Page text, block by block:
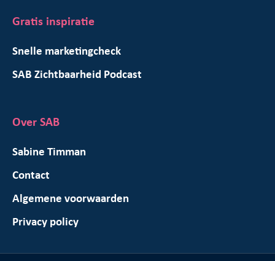
Gratis inspiratie
Snelle marketingcheck
SAB Zichtbaarheid Podcast
Over SAB
Sabine Timman
Contact
Algemene voorwaarden
Privacy policy